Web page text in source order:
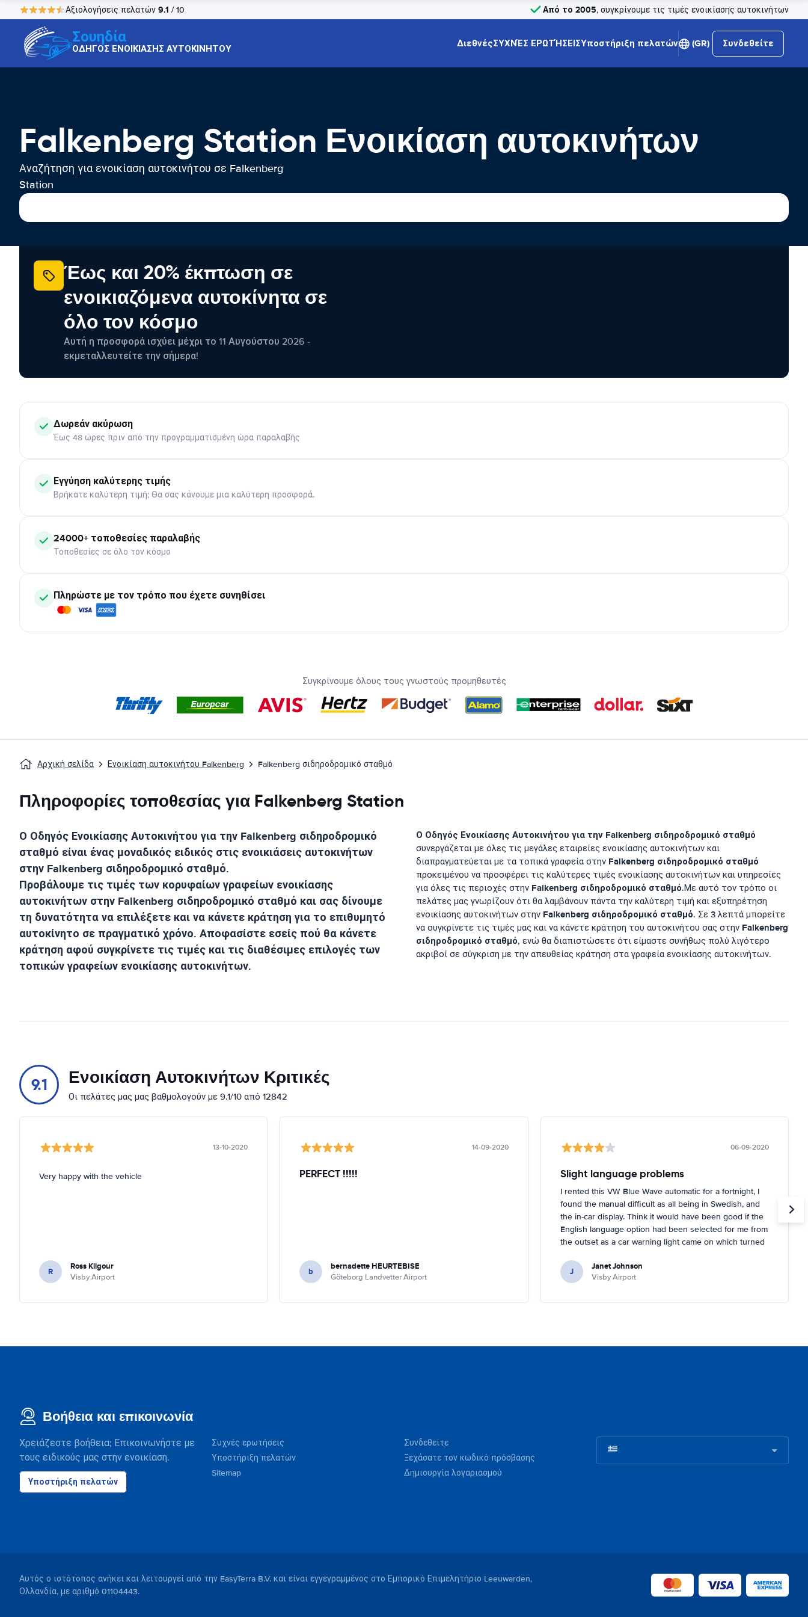
Αξιολογήσεις πελατών 9.1 / 10 Από το 2005, συγκρίνουμε τις τιμές ενοικίασης αυτοκινήτων
Σουηδία
ΟΔΗΓΟΣ ΕΝΟΙΚΙΑΣΗΣ ΑΥΤΟΚΙΝΗΤΟΥ ΔιεθνέςΣΥΧΝΈΣ ΕΡΩΤΉΣΕΙΣΥποστήριξη πελατών (GR) Συνδεθείτε
Falkenberg Station Ενοικίαση αυτοκινήτων
Αναζήτηση για ενοικίαση αυτοκινήτου σε Falkenberg
Station
Έως και 20% έκπτωση σε
ενοικιαζόμενα αυτοκίνητα σε
όλο τον κόσμο
Αυτή η προσφορά ισχύει μέχρι το 11 Αυγούστου 2026 -
εκμεταλλευτείτε την σήμερα!
Δωρεάν ακύρωση
Έως 48 ώρες πριν από την προγραμματισμένη ώρα παραλαβής
Εγγύηση καλύτερης τιμής
Βρήκατε καλύτερη τιμή; Θα σας κάνουμε μια καλύτερη προσφορά.
24000+ τοποθεσίες παραλαβής
Τοποθεσίες σε όλο τον κόσμο
Πληρώστε με τον τρόπο που έχετε συνηθίσει
Συγκρίνουμε όλους τους γνωστούς προμηθευτές
Αρχική σελίδα Ενοικίαση αυτοκινήτου Falkenberg Falkenberg σιδηροδρομικό σταθμό
Πληροφορίες τοποθεσίας για Falkenberg Station
Ο Οδηγός Ενοικίασης Αυτοκινήτου για την Falkenberg σιδηροδρομικό
σταθμό είναι ένας μοναδικός ειδικός στις ενοικιάσεις αυτοκινήτων
στην Falkenberg σιδηροδρομικό σταθμό.
Προβάλουμε τις τιμές των κορυφαίων γραφείων ενοικίασης
αυτοκινήτων στην Falkenberg σιδηροδρομικό σταθμό και σας δίνουμε
τη δυνατότητα να επιλέξετε και να κάνετε κράτηση για το επιθυμητό
αυτοκίνητο σε πραγματικό χρόνο. Αποφασίστε εσείς πού θα κάνετε
κράτηση αφού συγκρίνετε τις τιμές και τις διαθέσιμες επιλογές των
τοπικών γραφείων ενοικίασης αυτοκινήτων.
Ο Οδηγός Ενοικίασης Αυτοκινήτου για την Falkenberg σιδηροδρομικό σταθμό
συνεργάζεται με όλες τις μεγάλες εταιρείες ενοικίασης αυτοκινήτων και
διαπραγματεύεται με τα τοπικά γραφεία στην Falkenberg σιδηροδρομικό σταθμό
προκειμένου να προσφέρει τις καλύτερες τιμές ενοικίασης αυτοκινήτων και υπηρεσίες
για όλες τις περιοχές στην Falkenberg σιδηροδρομικό σταθμό.Με αυτό τον τρόπο οι
πελάτες μας γνωρίζουν ότι θα λαμβάνουν πάντα την καλύτερη τιμή και εξυπηρέτηση
ενοικίασης αυτοκινήτων στην Falkenberg σιδηροδρομικό σταθμό. Σε 3 λεπτά μπορείτε
να συγκρίνετε τις τιμές μας και να κάνετε κράτηση του αυτοκινήτου σας στην Falkenberg
σιδηροδρομικό σταθμό, ενώ θα διαπιστώσετε ότι είμαστε συνήθως πολύ λιγότερο
ακριβοί σε σύγκριση με την απευθείας κράτηση στα γραφεία ενοικίασης αυτοκινήτων.
9.1 Ενοικίαση Αυτοκινήτων Κριτικές
Οι πελάτες μας μας βαθμολογούν με 9.1/10 από 12842
13-10-2020
Very happy with the vehicle
R Ross Kilgour
Visby Airport
14-09-2020
PERFECT !!!!!
b bernadette HEURTEBISE
Göteborg Landvetter Airport
06-09-2020
Slight language problems
I rented this VW Blue Wave automatic for a fortnight, I
found the manual difficult as all being in Swedish, and
the in-car display. Think it would have been good if the
English language option had been selected for me from
the outset as a car warning light came on which turned
helpful and came out to a garage near to where I was
staying and inflated the tyres for me. You had to tell the
J Janet Johnson
Visby Airport
Βοήθεια και επικοινωνία
Χρειάζεστε βοήθεια; Επικοινωνήστε με
τους ειδικούς μας στην ενοικίαση.
Υποστήριξη πελατών
Συχνές ερωτήσεις
Υποστήριξη πελατών
Sitemap
Συνδεθείτε
Ξεχάσατε τον κωδικό πρόσβασης
Δημιουργία λογαριασμού
Αυτός ο ιστότοπος ανήκει και λειτουργεί από την EasyTerra B.V. και είναι εγγεγραμμένος στο Εμπορικό Επιμελητήριο Leeuwarden,
Ολλανδία, με αριθμό 01104443.